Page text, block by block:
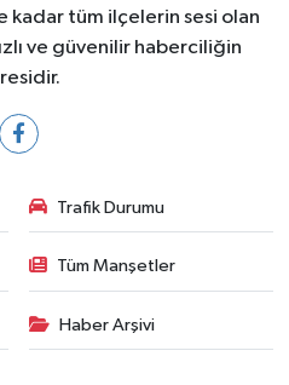
kadar tüm ilçelerin sesi olan
ve güvenilir haberciliğin
Trafik Durumu
Tüm Manşetler
Haber Arşivi